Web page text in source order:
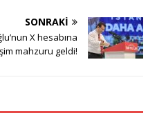
SONRAKI
X hesabına
mahzuru geldi!